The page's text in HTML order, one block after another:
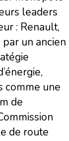
leaders
: Renault,
un ancien
comme une
de
de route